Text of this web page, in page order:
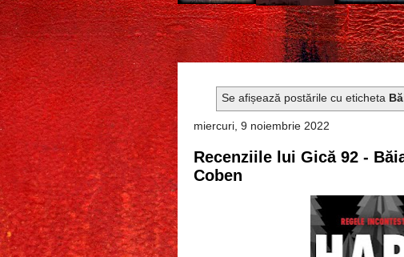
Se afișează postările cu eticheta
miercuri, 9 noiembrie 2022
Recenziile lui Gică 92 -
Coben